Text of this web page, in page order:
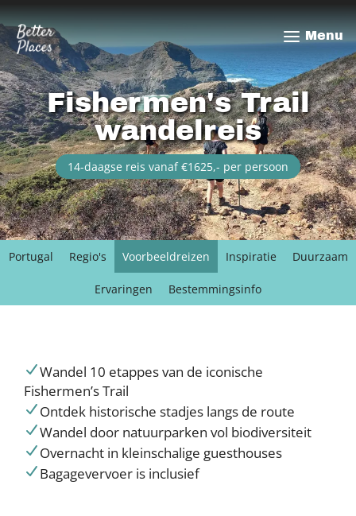
Overslaan
en
naar
de
inhoud
gaan
Fishermen's Trail
wandelreis
14-daagse reis vanaf €1625,- per persoon
Menu
Portugal Regio's Voorbeeldreizen Inspiratie Duurzaam
Ervaringen Bestemmingsinfo
Wandel 10 etappes van de iconische
Fishermen’s Trail
Ontdek historische stadjes langs de route
Wandel door natuurparken vol biodiversiteit
Overnacht in kleinschalige guesthouses
Bagagevervoer is inclusief